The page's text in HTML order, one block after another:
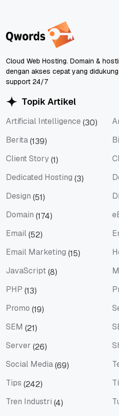
Cloud Web Hosting. Domain &
dengan akses cepat yang
support 24/7
Topik Artikel
Artificial Intelligence (30)
Berita(139)
Client Story(1)
Dedicated Hosting (3)
Design (51)
Domain (174)
Email(52)
Email Marketing (15)
JavaScript(8)
PHP (13)
Promo (19)
SEM (21)
Server (26)
Social Media(69)
Tips (242)
Tren Industri (4)